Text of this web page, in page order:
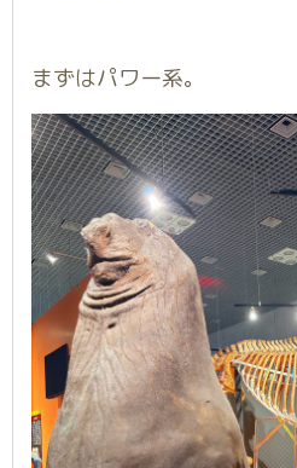
まずはパワー系。